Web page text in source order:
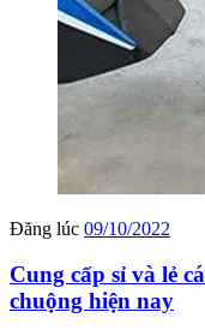
Đăng lúc 09/10/2022
Cung cấp sỉ và lẻ
chuộng hiện nay